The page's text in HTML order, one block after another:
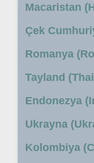
Macaristan
Çek
Romanya
Tayland
Endonezya
Ukrayna
Kolombiya